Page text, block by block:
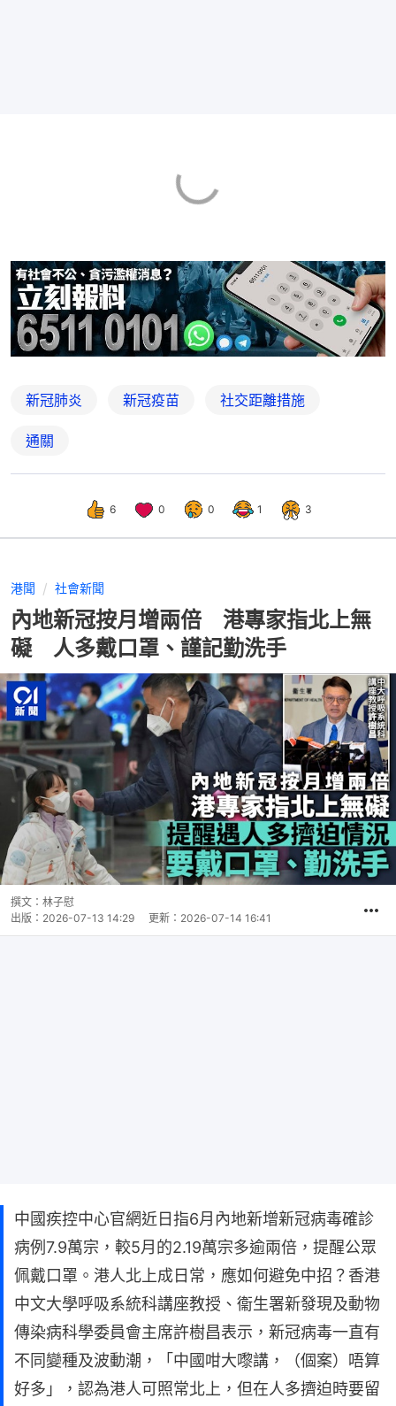
新冠肺炎 新冠疫苗 社交距離措施
通關
6 0 0 1 3
港聞 社會新聞
內地新冠按月增兩倍 港專家指北上無
礙 人多戴口罩、謹記勤洗手
撰文： 林子慰
出版： 2026-07-13 14:29 更新： 2026-07-14 16:41
中國疾控中心官網近日指6月內地新增新冠病毒確診
病例7.9萬宗，較5月的2.19萬宗多逾兩倍，提醒公眾
佩戴口罩。港人北上成日常，應如何避免中招？香港
中文大學呼吸系統科講座教授、衞生署新發現及動物
傳染病科學委員會主席許樹昌表示，新冠病毒一直有
不同變種及波動潮，「中國咁大嚟講，（個案）唔算
好多」，認為港人可照常北上，但在人多擠迫時要留